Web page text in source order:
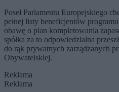
Poseł Parlamentu Europejskiego
pełnej listy beneficjentów
obawę o plan kompletowania
spółka za to odpowiedzialna
do rąk prywatnych zarządzanych
Obywatelskiej.
Reklama
Reklama